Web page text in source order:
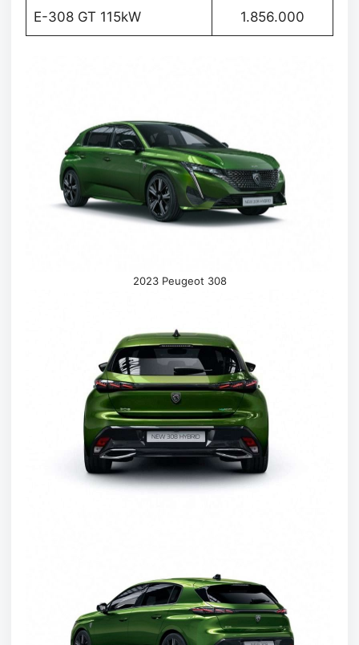
E-308 GT 115kW 1.856.000
2023 Peugeot 308